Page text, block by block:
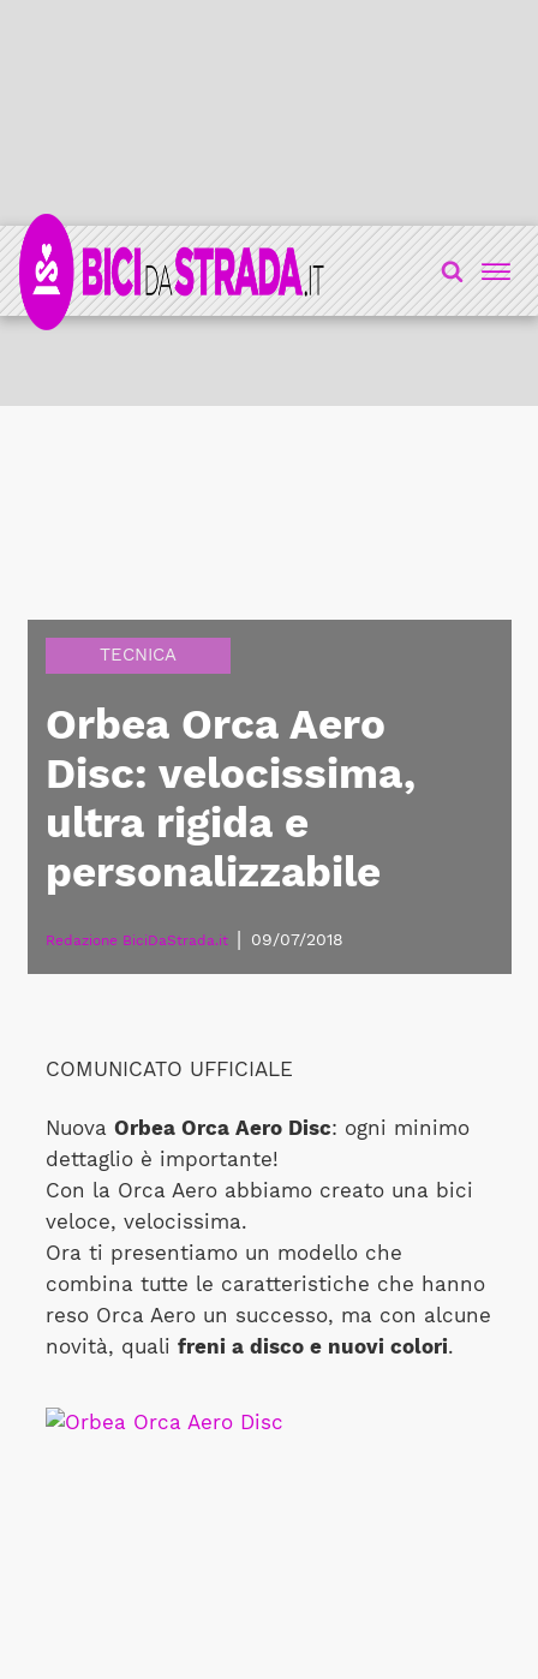
TECNICA
Orbea Orca Aero
Disc: velocissima,
ultra rigida e
personalizzabile
Redazione BiciDaStrada.it 09/07/2018
COMUNICATO UFFICIALE
Nuova Orbea Orca Aero Disc: ogni minimo
dettaglio è importante!
Con la Orca Aero abbiamo creato una bici
veloce, velocissima.
Ora ti presentiamo un modello che
combina tutte le caratteristiche che hanno
reso Orca Aero un successo, ma con alcune
novità, quali freni a disco e nuovi colori.